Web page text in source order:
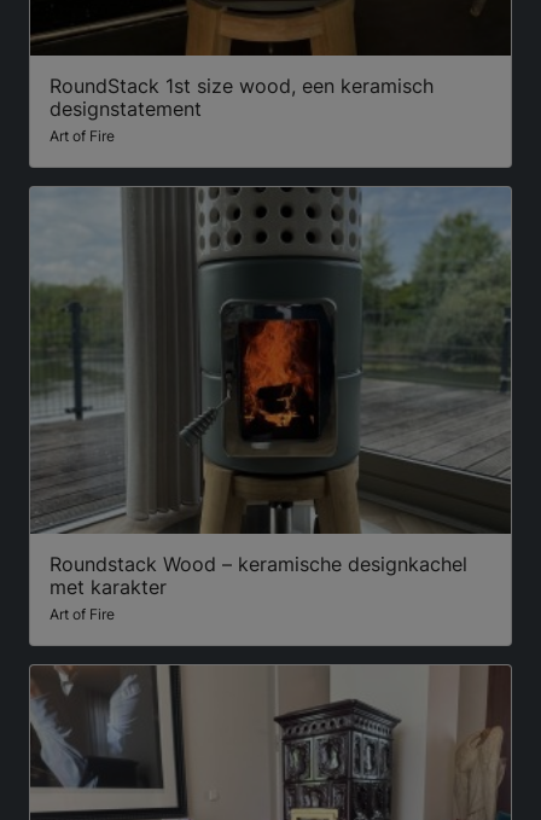
RoundStack 1st size wood, een keramisch
designstatement
Art of Fire
Roundstack Wood – keramische designkachel
met karakter
Art of Fire